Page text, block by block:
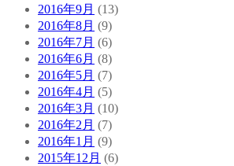
2016年9月 (13)
2016年8月 (9)
2016年7月 (6)
2016年6月 (8)
2016年5月 (7)
2016年4月 (5)
2016年3月 (10)
2016年2月 (7)
2016年1月 (9)
2015年12月 (6)